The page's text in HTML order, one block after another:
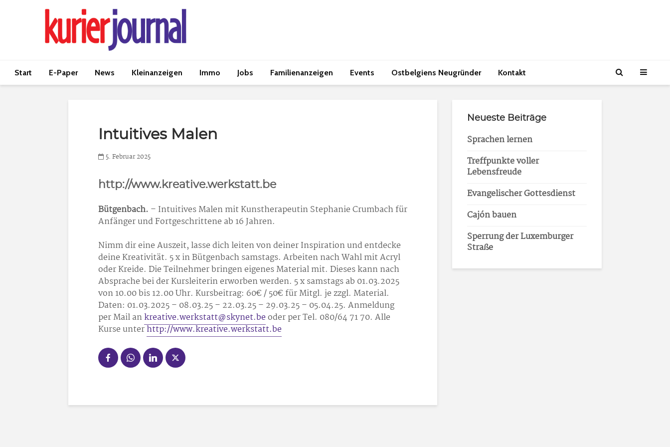
Start E-Paper News Kleinanzeigen Immo Jobs Familienanzeigen Events Ostbelgiens Neugründer Kontakt
Intuitives Malen
5. Februar 2025
http://www.kreative.werkstatt.be
Bütgenbach. – Intuitives Malen mit Kunstherapeutin Stephanie Crumbach für
Anfänger und Fortgeschrittene ab 16 Jahren.
Nimm dir eine Auszeit, lasse dich leiten von deiner Inspiration und entdecke
deine Kreativität. 5 x in Bütgenbach samstags. Arbeiten nach Wahl mit Acryl
oder Kreide. Die Teilnehmer bringen eigenes Material mit. Dieses kann nach
Absprache bei der Kursleiterin erworben werden. 5 x samstags ab 01.03.2025
von 10.00 bis 12.00 Uhr. Kursbeitrag: 60€ / 50€ für Mitgl. je zzgl. Material.
Daten: 01.03.2025 – 08.03.25 – 22.03.25 – 29.03.25 – 05.04.25. Anmeldung
per Mail ankreative.werkstatt@skynet.beoder per Tel. 080/64 71 70. Alle
Kurse unterhttp://www.kreative.werkstatt.be
Neueste Beiträge
Sprachen lernen
Treffpunkte voller
Lebensfreude
Evangelischer Gottesdienst
Cajón bauen
Sperrung der Luxemburger
Straße